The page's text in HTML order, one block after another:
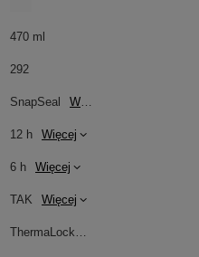
470 ml
292
SnapSeal Więcej
12 h Więcej
6 h Więcej
TAK Więcej
ThermaLockWięcej